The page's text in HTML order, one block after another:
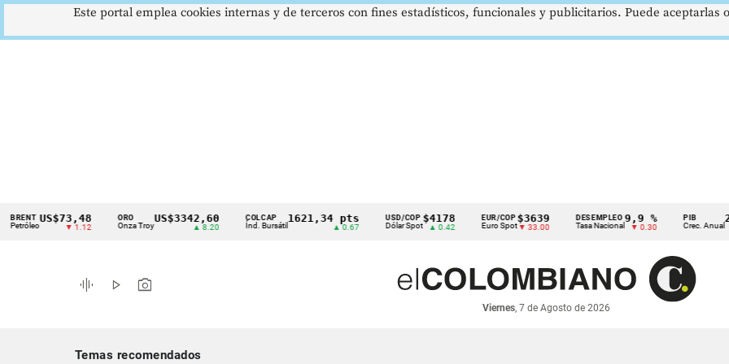
Cintillo
indicadores
económicos
US$73,48
▼ 1.12
ORO
Onza Troy
US$3342,60 COLCAP
Índ. Bursátil
1621,34 pts USD/COP
Dólar Spot
$4178
▲ 0.42
EUR/COP
Euro Spot
$3639
▼ 33.00
DESEMPLEO
Tasa Nacional
9,9 %
▼ 0.30
PIB
Crec. Anual
2,8 %
▲ 0.10
graphic_eq play_arrow photo_camera
Viernes, 7 de Agosto de 2026
Temas recomendados
Este portal emplea cookies internas y de terceros con fines estadísticos, funcionales y publicitarios. Puede aceptarlas